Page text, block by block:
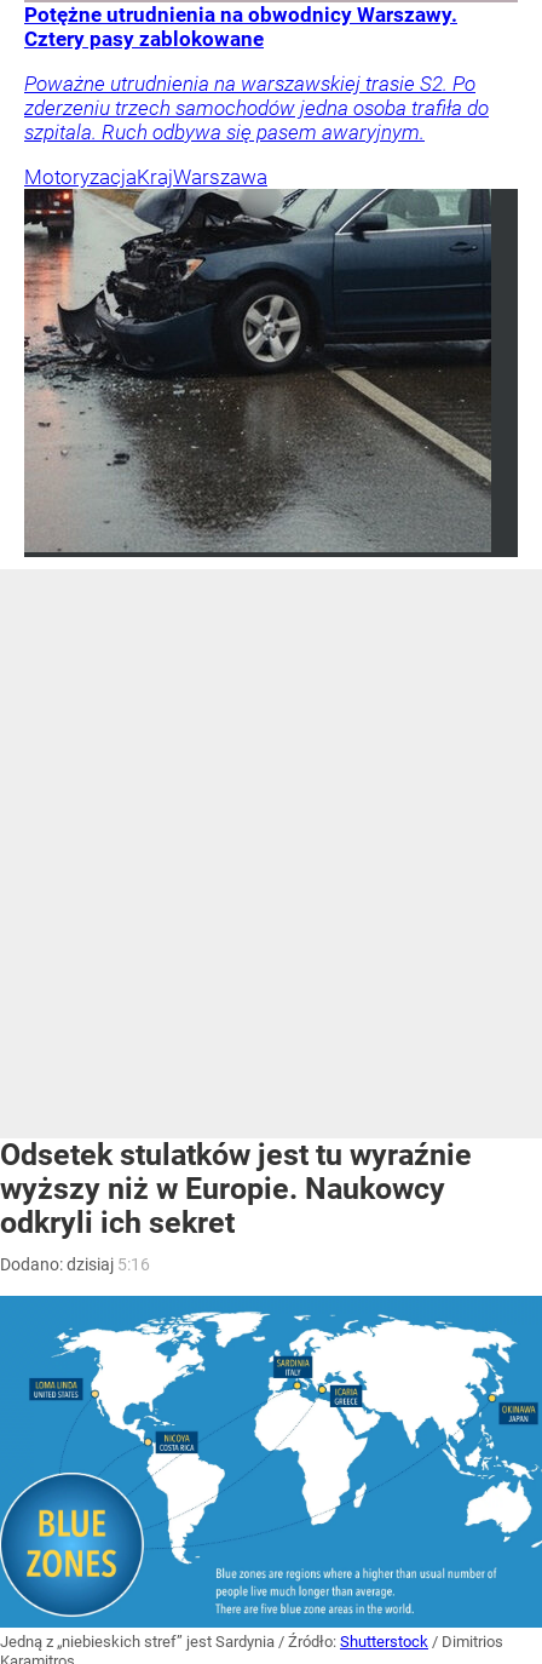
Potężne utrudnienia na obwodnicy Warszawy.
Cztery pasy zablokowane
Poważne utrudnienia na warszawskiej trasie S2. Po
zderzeniu trzech samochodów jedna osoba trafiła do
szpitala. Ruch odbywa się pasem awaryjnym.
MotoryzacjaKrajWarszawa
Odsetek stulatków jest tu wyraźnie
wyższy niż w Europie. Naukowcy
odkryli ich sekret
Dodano:dzisiaj 5:16
Jedną z „niebieskich stref” jest Sardynia / Źródło: Shutterstock / Dimitrios